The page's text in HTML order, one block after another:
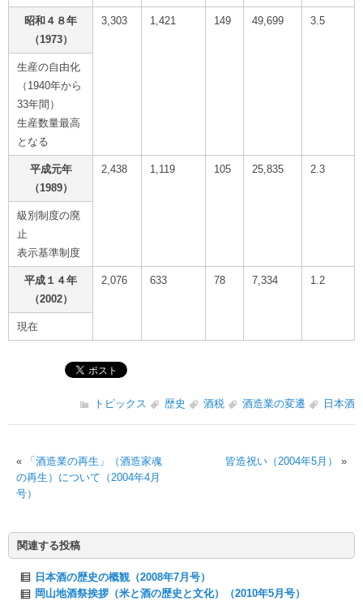
昭和４８年
（1973）
3,303 1,421 149 49,699 3.5
生産の自由化
（1940年から
33年間）
生産数量最高
となる
平成元年
（1989）
2,438 1,119 105 25,835 2.3
級別制度の廃
止
表示基準制度
平成１４年
（2002）
2,076 633 78 7,334 1.2
現在
トピックス 歴史 酒税 酒造業の変遷 日本酒
«
「酒造業の再生」（酒造家魂
の再生）について（2004年4月
号）
皆造祝い（2004年5月） »
関連する投稿
日本酒の歴史の概観（2008年7月号）
岡山地酒祭挨拶（米と酒の歴史と文化）（2010年5月号）